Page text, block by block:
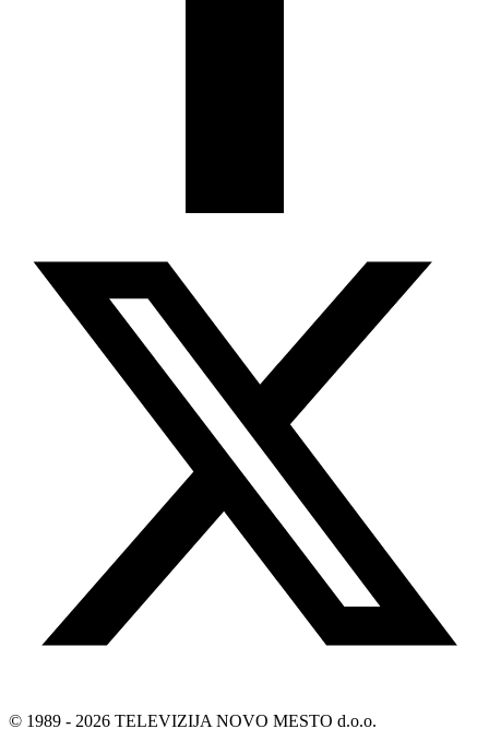
© 1989 - 2026 TELEVIZIJA NOVO MESTO d.o.o.